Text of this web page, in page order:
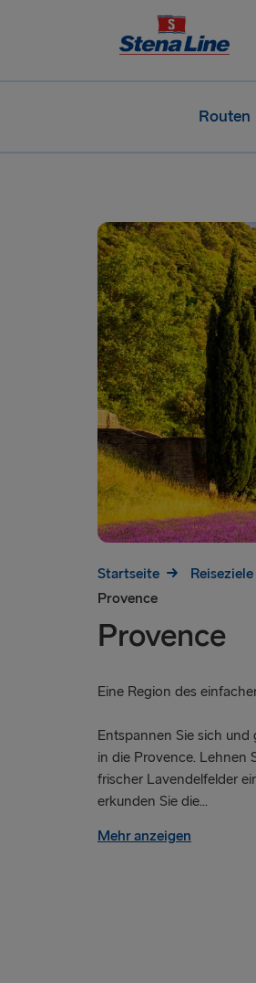
Routen
Startseite Reiseziele
Provence
Provence
Eine Region des
Entspannen Sie sich und
in die Provence. Lehnen
frischer Lavendelfelder
erkunden Sie die...
Mehr anzeigen